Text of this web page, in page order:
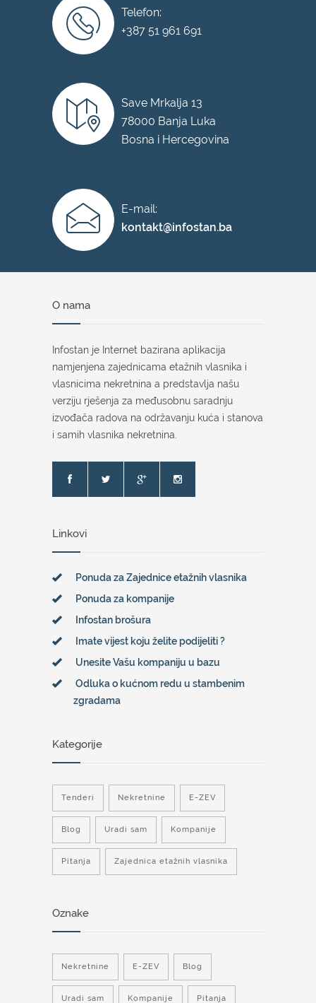
Telefon:
+387 51 961 691
Save Mrkalja 13
78000 Banja Luka
Bosna i Hercegovina
E-mail:
kontakt@infostan.ba
O nama
Infostan je Internet bazirana aplikacija
namjenjena zajednicama etažnih vlasnika i
vlasnicima nekretnina a predstavlja našu
verziju rješenja za međusobnu saradnju
izvođača radova na održavanju kuća i stanova
i samih vlasnika nekretnina.
Linkovi
Ponuda za Zajednice etažnih vlasnika
Ponuda za kompanije
Infostan brošura
Imate vijest koju želite podijeliti ?
Unesite Vašu kompaniju u bazu
Odluka o kućnom redu u stambenim
zgradama
Kategorije
Tenderi Nekretnine E-ZEV
Blog Uradi sam Kompanije
Pitanja Zajednica etažnih vlasnika
Oznake
Nekretnine E-ZEV Blog
Uradi sam Kompanije Pitanja